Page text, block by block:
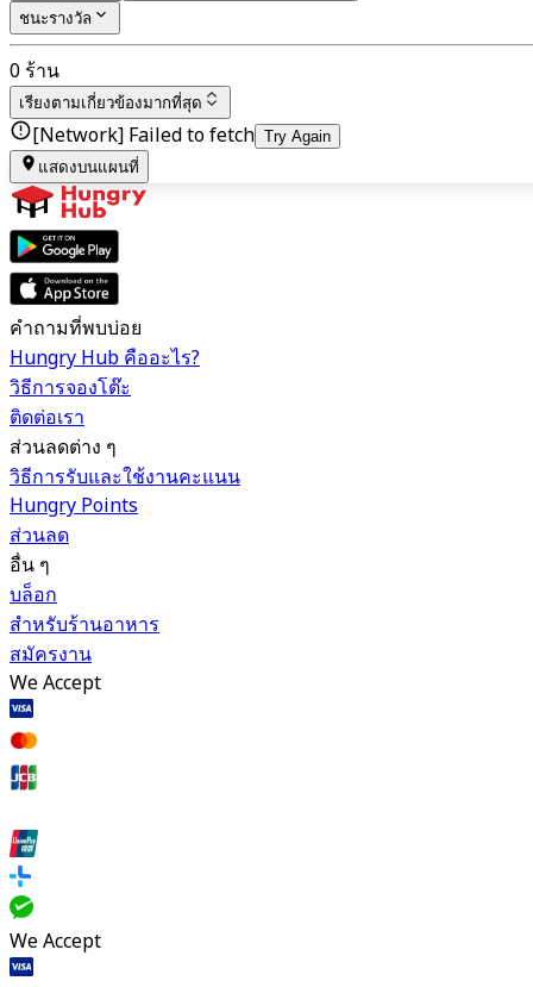
ชนะรางวัล
0 ร้าน
เรียงตามเกี่ยวข้องมากที่สุด
[Network] Failed to fetch Try Again
แสดงบนแผนที่
คำถามที่พบบ่อย
Hungry Hub คืออะไร?
วิธีการจองโต๊ะ
ติดต่อเรา
ส่วนลดต่าง ๆ
วิธีการรับและใช้งานคะแนน
Hungry Points
ส่วนลด
อื่น ๆ
บล็อก
สำหรับร้านอาหาร
สมัครงาน
We Accept
We Accept